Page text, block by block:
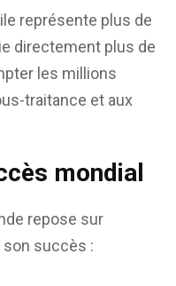
représente plus de
directement plus de
les millions
traitance et aux
mondial
repose sur
succès :